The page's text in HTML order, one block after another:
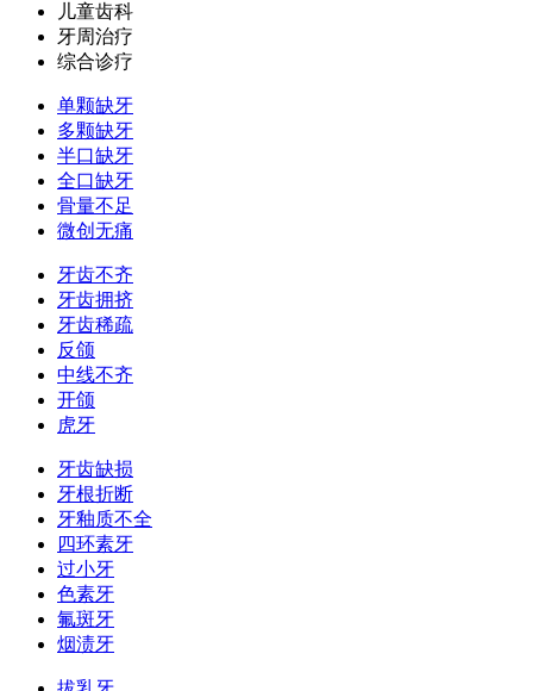
儿童齿科
牙周治疗
综合诊疗
单颗缺牙
多颗缺牙
半口缺牙
全口缺牙
骨量不足
微创无痛
牙齿不齐
牙齿拥挤
牙齿稀疏
反颌
中线不齐
开颌
虎牙
牙齿缺损
牙根折断
牙釉质不全
四环素牙
过小牙
色素牙
氟斑牙
烟渍牙